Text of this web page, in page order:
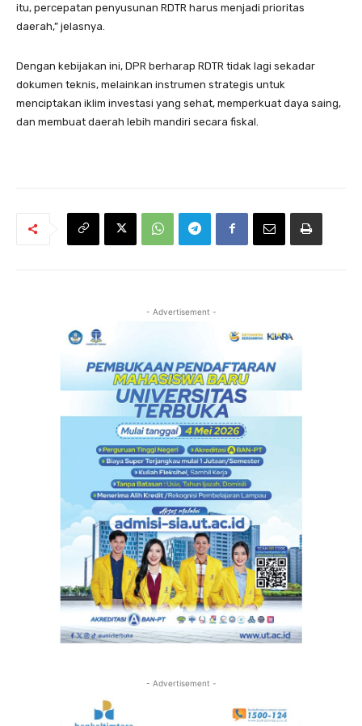
itu, percepatan penyusunan RDTR harus menjadi prioritas
daerah,” jelasnya.
Dengan kebijakan ini, DPR berharap RDTR tidak lagi sekadar
dokumen teknis, melainkan instrumen strategis untuk
menciptakan iklim investasi yang sehat, memperkuat daya saing,
dan membuat daerah lebih mandiri secara fiskal.
- Advertisement -
- Advertisement -